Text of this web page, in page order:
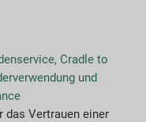
, Cradle to
und
das Vertrauen einer